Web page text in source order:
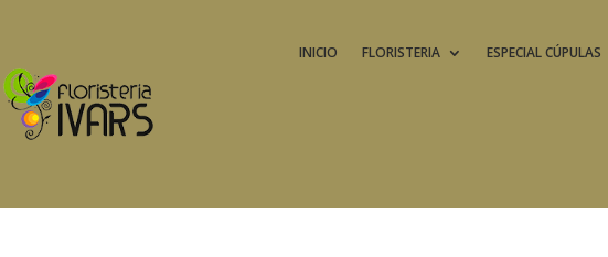
INICIO FLORISTERIA ESPECIAL CÚPULAS